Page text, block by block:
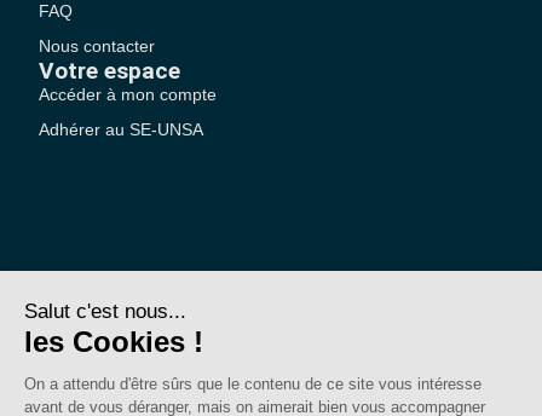
FAQ
Nous contacter
Votre espace
Accéder à mon compte
Adhérer au SE-UNSA
SE-Unsa est un syndicat de l’UNSA